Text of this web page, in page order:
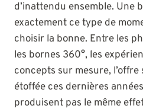
d’inattendu ensemble. Une
exactement ce type de
choisir la bonne. Entre les
les bornes 360°, les
concepts sur mesure,
étoffée ces dernières
produisent pas le même